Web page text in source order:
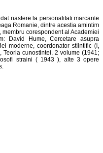
nastere la personalitati marcante
Romanie, dintre acestia amintim
corespondent al Academiei
David Hume, Cercetare asupra
moderne, coordonator stiintific (I,
Teoria cunostintei, 2 volume (1941;
straini ( 1943 ), alte 3 opere